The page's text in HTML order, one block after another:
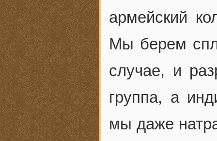
армейский
Мы берем
случае, и
группа, а
мы даже